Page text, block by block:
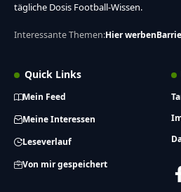
tägliche Dosis Football-Wissen.
Interessante Themen:Hier werben
Quick Links
Mein Feed
Meine Interessen
Leseverlauf
Von mir gespeichert